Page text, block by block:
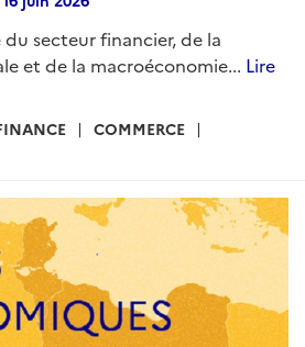
du secteur financier, de la
et de la macroéconomie... Lire
COMMERCE